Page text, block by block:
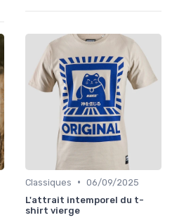
Classiques • 06/09/2025
L'attrait intemporel du t-
shirt vierge